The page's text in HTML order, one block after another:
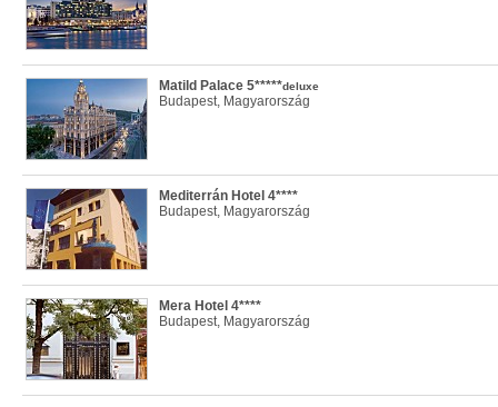
Matild Palace 5*****deluxe
Budapest, Magyarország
Mediterrán Hotel 4****
Budapest, Magyarország
Mera Hotel 4****
Budapest, Magyarország